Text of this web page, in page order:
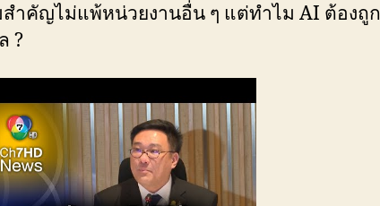
ำคัญไม่แพ้หน่วยงานอื่น ๆ แต่ทำไม AI ต้องถูก
?